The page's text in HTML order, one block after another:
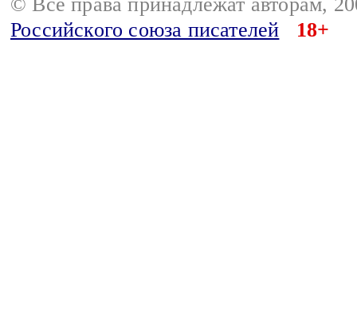
Российского союза писателей
18+